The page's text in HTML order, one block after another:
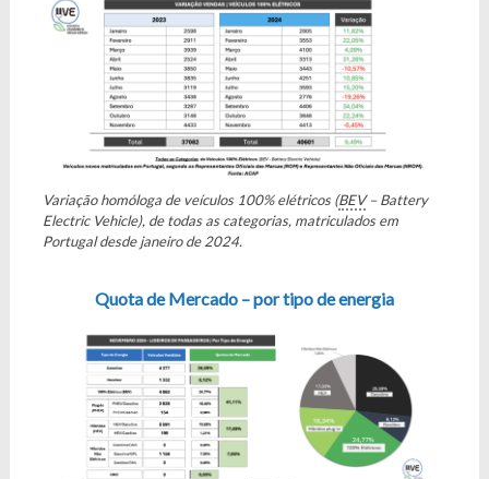
Variação homóloga de veículos 100% elétricos (BEV– Battery
Electric Vehicle), de todas as categorias, matriculados em
Portugal desde janeiro de 2024.
Quota de Mercado – por tipo de energia